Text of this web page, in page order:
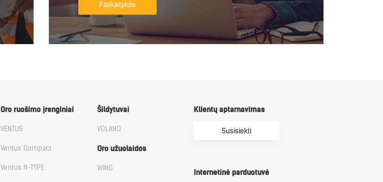
Paskaitykite
Oro ruošimo įrenginiai
VENTUS
Ventus Compact
Ventus N-TYPE
Šildytuvai
VOLANO
Oro užuolaidos
WING
Klientų aptarnavimas
Susisiekti
Internetinė parduotuvė